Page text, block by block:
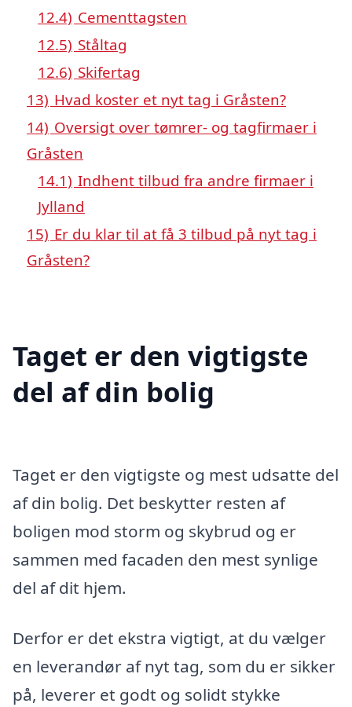
12.4) Cementtagsten
12.5) Ståltag
12.6) Skifertag
13) Hvad koster et nyt tag i Gråsten?
14) Oversigt over tømrer- og tagfirmaer i
Gråsten
14.1) Indhent tilbud fra andre firmaer i
Jylland
15) Er du klar til at få 3 tilbud på nyt tag i
Gråsten?
Taget er den vigtigste
del af din bolig
Taget er den vigtigste og mest udsatte del
af din bolig. Det beskytter resten af
boligen mod storm og skybrud og er
sammen med facaden den mest synlige
del af dit hjem.
Derfor er det ekstra vigtigt, at du vælger
en leverandør af nyt tag, som du er sikker
på, leverer et godt og solidt stykke